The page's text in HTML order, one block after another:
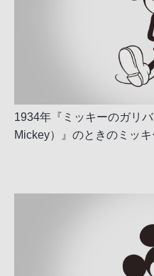
1934年『ミッキーのガリ
Mickey）』のときのミッキ